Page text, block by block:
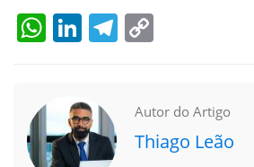
WhatsApp
LinkedIn
Telegram
Autor do Artigo
Thiago Leão